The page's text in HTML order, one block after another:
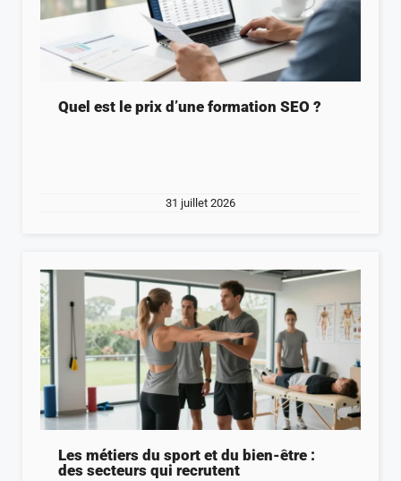
Quel est le prix d’une formation SEO ?
31 juillet 2026
Les métiers du sport et du bien-être :
des secteurs qui recrutent